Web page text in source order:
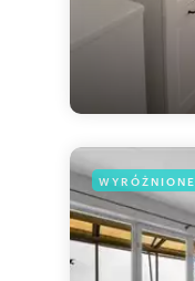
WYRÓŻNIONE